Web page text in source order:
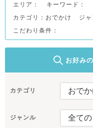
エリア：
キーワード：
カテゴリ：おでかけ
ジャ
こだわり条件：
お好み
カテゴリ
ジャンル